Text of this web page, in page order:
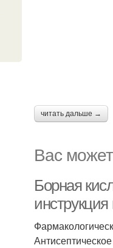
читать дальше →
Вас
Борная